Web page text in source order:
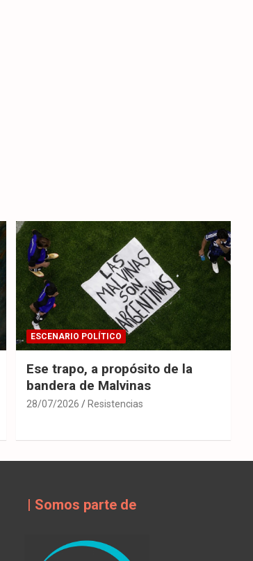
ESCENARIO POLÍTICO
Ese trapo, a propósito de la
bandera de Malvinas
28/07/2026 Resistencias
| Somos parte de